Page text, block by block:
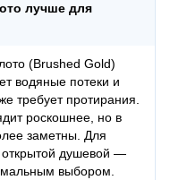
лучше для
(Brushed Gold)
водяные потеки и
требует протирания.
роскошнее, но в
заметны. Для
открытой душевой —
выбором.